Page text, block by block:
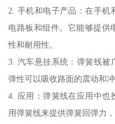
2. 手机和电子产品：在手机
电路板和组件。它能够提供
性和耐用性。
3. 汽车悬挂系统：弹簧线被
弹性可以吸收路面的震动和
4. 应用：弹簧线在应用中也
用弹簧线来提供弹簧回弹力